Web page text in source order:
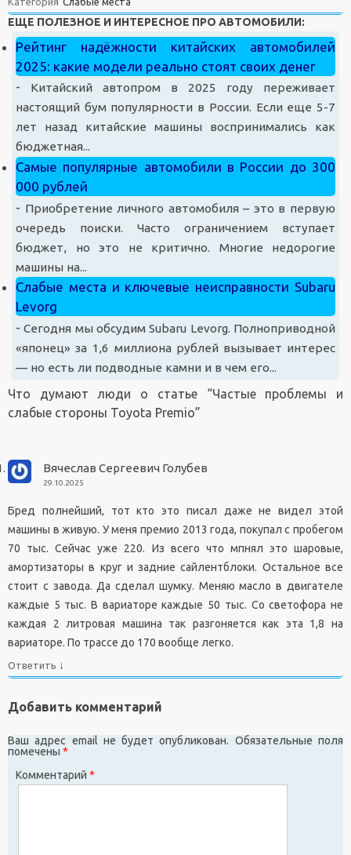
ЕЩЕ ПОЛЕЗНОЕ И ИНТЕРЕСНОЕ ПРО АВТОМОБИЛИ:
Рейтинг надёжности китайских автомобилей
2025: какие модели реально стоят своих денег
-
Китайский автопром в 2025 году переживает
настоящий бум популярности в России. Если еще 5-7
лет назад китайские машины воспринимались как
бюджетная...
Самые популярные автомобили в России до 300
000 рублей
- Приобретение личного автомобиля – это в первую
очередь поиски. Часто ограничением вступает
бюджет, но это не критично. Многие недорогие
машины на...
Слабые места и ключевые неисправности Subaru
Levorg
-Сегодня мы обсудим Subaru Levorg. Полноприводной
«японец» за 1,6 миллиона рублей вызывает интерес
— но есть ли подводные камни и в чем его...
Что думают люди о статье “Частые проблемы и
слабые стороны Toyota Premio”
Вячеслав Сергеевич Голубев
29.10.2025
Бред полнейший, тот кто это писал даже не видел этой
машины в живую. У меня премио 2013 года, покупал с пробегом
70 тыс. Сейчас уже 220. Из всего что мпнял это шаровые,
амортизаторы в круг и задние сайлентблоки. Остальное все
стоит с завода. Да сделал шумку. Меняю масло в двигателе
каждые 5 тыс. В вариаторе каждые 50 тыс. Со светофора не
каждая 2 литровая машина так разгоняется как эта 1,8 на
вариаторе. По трассе до 170 вообще легко.
Ответить ↓
Добавить комментарий
Ваш адрес email не будет опубликован. Обязательные поля
помечены *
Комментарий *